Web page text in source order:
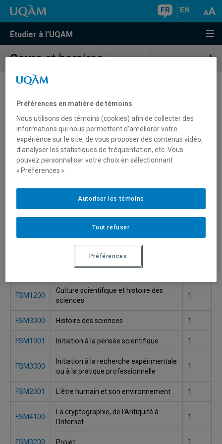
FR EN
Étudier à l'UQAM
Courset horaires
Sigle Titre du cours Cycle
Activité d'intégration en sciences
(hors programme)
FSM3100 Activité de synthèse 1
Compte rendu et analyse critique en
sciences
FSM1200
Culture scientifique et histoire des
sciences
1
FSM3000 Histoire des sciences 1
FSM1001 Initiation à la pensée scientifique 1
FSM3300
Initiation à la recherche expérimentale
ou à la pratique professionnelle
1
FSM2001 L'être humain et son environnement 1
FSM4100
La cryptographie, de l'Antiquité à
l'Internet
1
FSM3200 Projet 1
Préférences en matière de témoins
Nous utilisons des témoins (cookies) afin de collecter des
informations qui nous permettent d’améliorer votre
expérience sur le site, de vous proposer des contenus vidéo,
d’analyser les statistiques de fréquentation, etc. Vous
pouvez personnaliser votre choix en sélectionnant
« Préférences ».
Tout refuser
Autoriser les témoins
Préférences